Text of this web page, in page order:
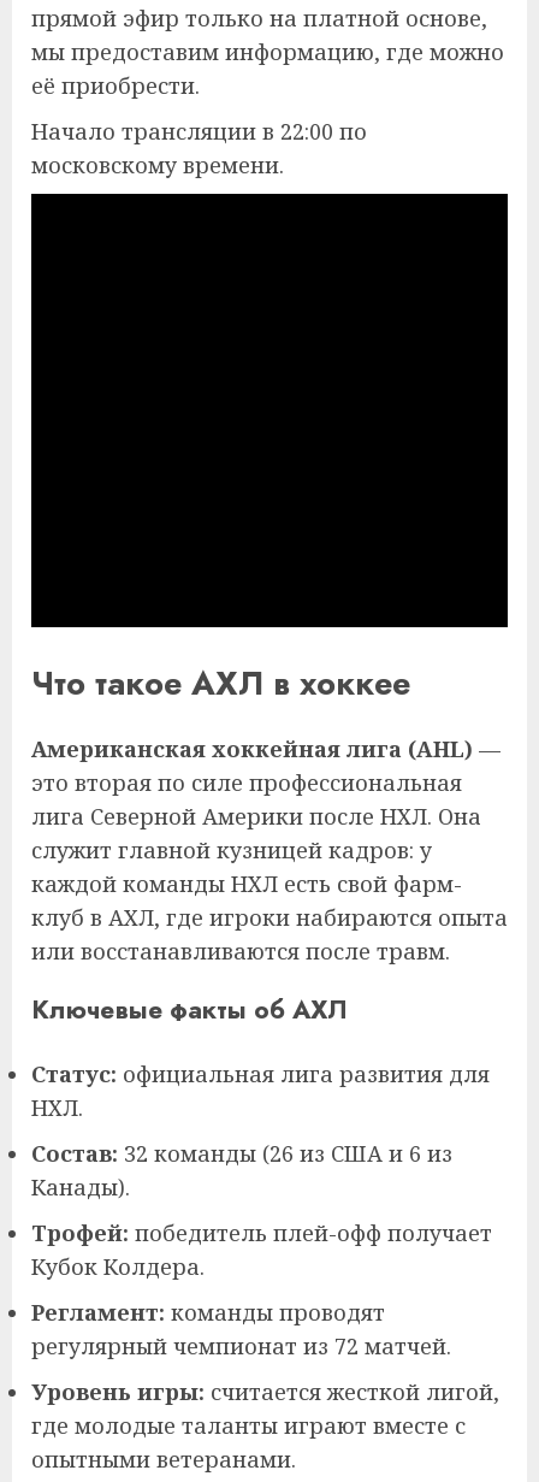
прямой эфир только на платной основе,
мы предоставим информацию, где можно
её приобрести.
Начало трансляции в 22:00 по
московскому времени.
Что такое АХЛ в хоккее
Американская хоккейная лига (AHL) —
это вторая по силе профессиональная
лига Северной Америки после НХЛ. Она
служит главной кузницей кадров: у
каждой команды НХЛ есть свой фарм-
клуб в АХЛ, где игроки набираются опыта
или восстанавливаются после травм.
Ключевые факты об АХЛ
Статус: официальная лига развития для
НХЛ.
Состав: 32 команды (26 из США и 6 из
Канады).
Трофей: победитель плей-офф получает
Кубок Колдера.
Регламент: команды проводят
регулярный чемпионат из 72 матчей.
Уровень игры: считается жесткой лигой,
где молодые таланты играют вместе с
опытными ветеранами.